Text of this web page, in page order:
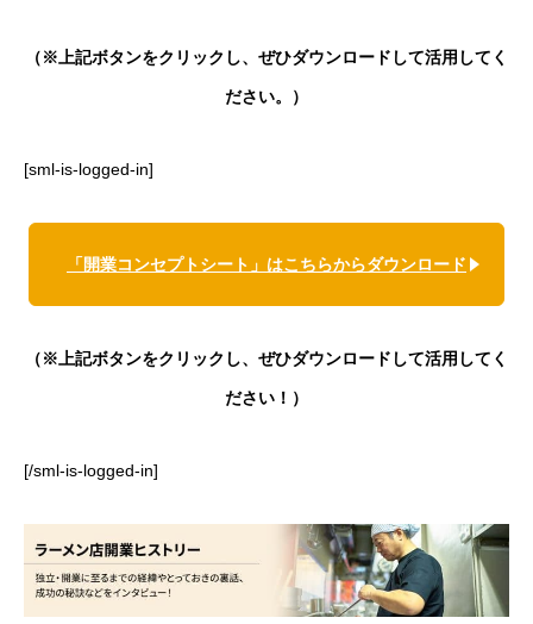
（※上記ボタンをクリックし、ぜひダウンロードして活用してく
ださい。）
[sml-is-logged-in]
「開業コンセプトシート」はこちらからダウンロード
（※上記ボタンをクリックし、ぜひダウンロードして活用してく
ださい！）
[/sml-is-logged-in]